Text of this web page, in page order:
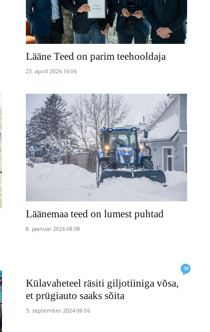
Lääne Teed on parim teehooldaja
23. aprill 2026 16:06
Läänemaa teed on lumest puhtad
8. jaanuar 2026 08:08
39
Külavaheteel räsiti giljotiiniga võsa,
et prügiauto saaks sõita
5. september 2024 08:06